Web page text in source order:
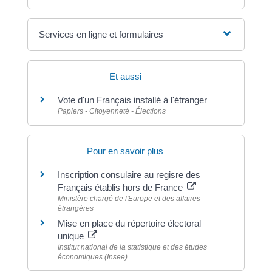
Services en ligne et formulaires
Et aussi
Vote d'un Français installé à l'étranger
Papiers - Citoyenneté - Élections
Pour en savoir plus
Inscription consulaire au regisre des
Français établis hors de France
Ministère chargé de l'Europe et des affaires
étrangères
Mise en place du répertoire électoral
unique
Institut national de la statistique et des études
économiques (Insee)